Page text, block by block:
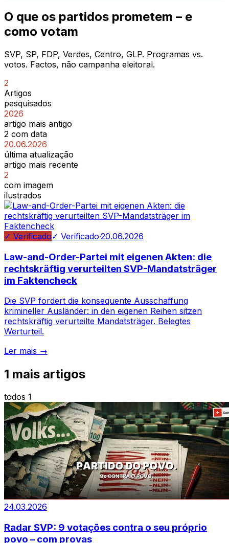
O que os partidos prometem – e
como votam
SVP, SP, FDP, Verdes, Centro, GLP. Programas vs.
votos. Factos, não campanha eleitoral.
2
Artigos
pesquisados
2026
artigo mais antigo
2 com data
20.06.2026
última atualização
artigo mais recente
2
com imagem
ilustrados
✓ Verificado✓ Verificado·20.06.2026
Law-and-Order-Partei mit eigenen Akten: die
rechtskräftig verurteilten SVP-Mandatsträger
im Faktencheck
Die SVP fordert die konsequente Ausschaffung
krimineller Ausländer: in den eigenen Reihen sitzen
rechtskräftig verurteilte Mandatsträger. Belegtes
Werturteil.
Ler mais →
1 mais artigos
todos 1
24.03.2026
Radar SVP: 9 votações contra o seu próprio
povo – com provas